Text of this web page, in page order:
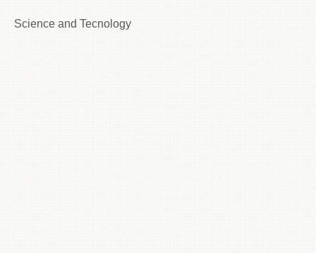
Science and Tecnology